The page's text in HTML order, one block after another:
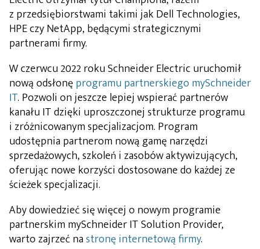
z przedsiębiorstwami takimi jak Dell Technologies,
HPE czy NetApp, będącymi strategicznymi
partnerami firmy.
W czerwcu 2022 roku Schneider Electric uruchomił
nową odsłonęprogramu partnerskiego mySchneider
IT. Pozwoli on jeszcze lepiej wspierać partnerów
kanału IT dzięki uproszczonej strukturze programu
i zróżnicowanym specjalizacjom. Program
udostępnia partnerom nową gamę narzędzi
sprzedażowych, szkoleń i zasobów aktywizujących,
oferując nowe korzyści dostosowane do każdej ze
ścieżek specjalizacji.
Aby dowiedzieć się więcej o nowym programie
partnerskim mySchneider IT Solution Provider,
warto zajrzeć nastronę internetową firmy.